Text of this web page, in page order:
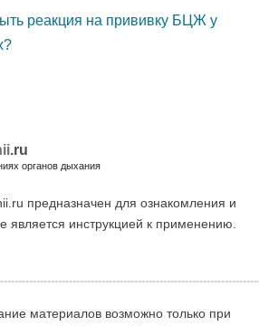
реакция на прививку БЦЖ у
.ru
органов дыхания
предназначен для ознакомления и
является инструкцией к применению.
материалов возможно только при